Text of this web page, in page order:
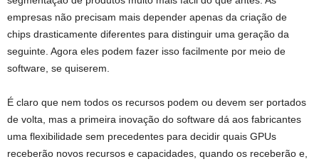
empresas não precisam mais depender apenas da criação de
chips drasticamente diferentes para distinguir uma geração da
seguinte. Agora eles podem fazer isso facilmente por meio de
software, se quiserem.
É claro que nem todos os recursos podem ou devem ser portados
de volta, mas a primeira inovação do software dá aos fabricantes
uma flexibilidade sem precedentes para decidir quais GPUs
receberão novos recursos e capacidades, quando os receberão e,